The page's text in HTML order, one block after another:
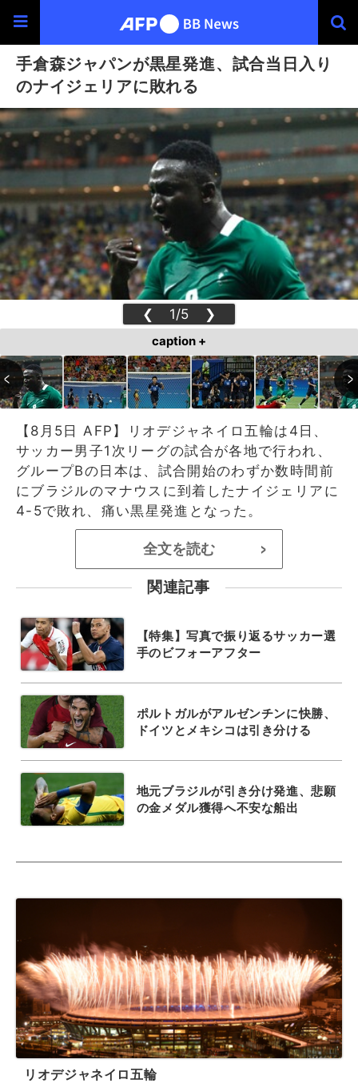
手倉森ジャパンが黒星発進、試合当日入り
のナイジェリアに敗れる
❮ 1/5 ❯
caption +
【8月5日 AFP】リオデジャネイロ五輪は4日、
サッカー男子1次リーグの試合が各地で行われ、
グループBの日本は、試合開始のわずか数時間前
にブラジルのマナウスに到着したナイジェリアに
4-5で敗れ、痛い黒星発進となった。
全文を読む >
関連記事
【特集】写真で振り返るサッカー選
手のビフォーアフター
ポルトガルがアルゼンチンに快勝、
ドイツとメキシコは引き分ける
地元ブラジルが引き分け発進、悲願
の金メダル獲得へ不安な船出
リオデジャネイロ五輪